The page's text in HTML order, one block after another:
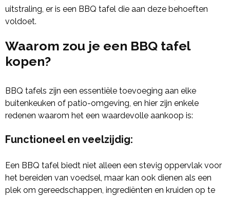
uitstraling, er is een BBQ tafel die aan deze behoeften
voldoet.
Waarom zou je een BBQ tafel
kopen?
BBQ tafels zijn een essentiële toevoeging aan elke
buitenkeuken of patio-omgeving, en hier zijn enkele
redenen waarom het een waardevolle aankoop is:
Functioneel en veelzijdig:
Een BBQ tafel biedt niet alleen een stevig oppervlak voor
het bereiden van voedsel, maar kan ook dienen als een
plek om gereedschappen, ingrediënten en kruiden op te